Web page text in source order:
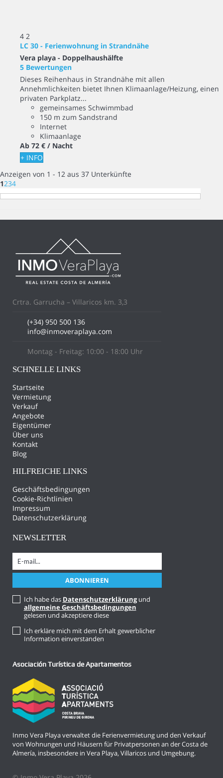
4 2
LC 30 - Ferienwohnung in Strandnähe
Vera playa - Doppelhaushälfte
5 Bewertungen
Dieses Reihenhaus in Strandnähe mit allen
Annehmlichkeiten bietet Ihnen Klimaanlage/Heizung, einen
privaten Parkplatz...
gemeinsames Schwimmbad
150 m zum Sandstrand
Internet
Klimaanlage
Ab 72 € / Nacht
+ INFO
Anzeigen von 1 - 12 aus 37 Unterkünfte
1234
Crtra. Garrucha – Villaricos km. 3,3
(+34) 950 500 136
info@inmoveraplaya.com
Montag - Freitag: 10:00 - 18:00 Uhr
SCHNELLE LINKS
Startseite
Vermietung
Verkauf
Angebote
Eigentümer
Über uns
Kontakt
Blog
HILFREICHE LINKS
Geschäftsbedingungen
Cookie-Richtlinien
Impressum
Datenschutzerklärung
NEWSLETTER
Ich habe das Datenschutzerklärungund
allgemeine Geschäftsbedingungen
gelesen und akzeptiere diese
Ich erkläre mich mit dem Erhalt gewerblicher
Information einverstanden
Asociación Turística de Apartamentos
Inmo Vera Playa verwaltet die Ferienvermietung und den Verkauf
von Wohnungen und Häusern für Privatpersonen an der Costa de
Almería, insbesondere in Vera Playa, Villaricos und Umgebung.